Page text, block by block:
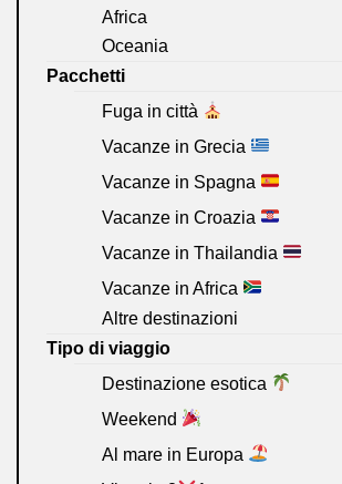
Africa
Oceania
Pacchetti
Fuga in città
Vacanze in Grecia
Vacanze in Spagna
Vacanze in Croazia
Vacanze in Thailandia
Vacanze in Africa
Altre destinazioni
Tipo di viaggio
Destinazione esotica
Weekend
Al mare in Europa